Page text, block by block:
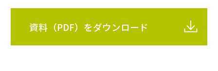
資料（PDF）をダウンロード